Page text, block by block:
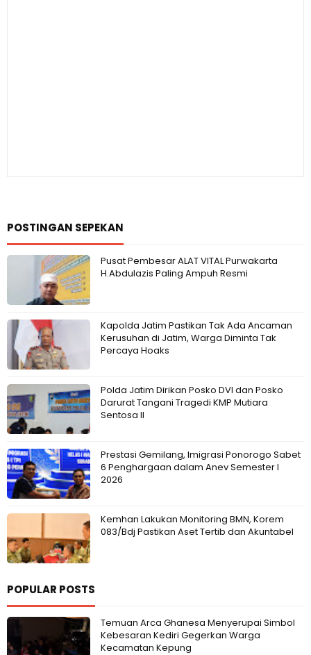
POSTINGAN SEPEKAN
Pusat Pembesar ALAT VITAL Purwakarta
H.Abdulazis Paling Ampuh Resmi
Kapolda Jatim Pastikan Tak Ada Ancaman
Kerusuhan di Jatim, Warga Diminta Tak
Percaya Hoaks
Polda Jatim Dirikan Posko DVI dan Posko
Darurat Tangani Tragedi KMP Mutiara
Sentosa II
Prestasi Gemilang, Imigrasi Ponorogo Sabet
6 Penghargaan dalam Anev Semester I
2026
Kemhan Lakukan Monitoring BMN, Korem
083/Bdj Pastikan Aset Tertib dan Akuntabel
POPULAR POSTS
Temuan Arca Ghanesa Menyerupai Simbol
Kebesaran Kediri Gegerkan Warga
Kecamatan Kepung